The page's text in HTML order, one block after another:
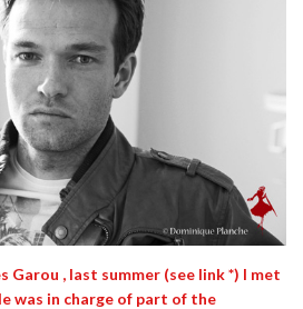
Garou , last summer (see link *) I met
was in charge of part of the